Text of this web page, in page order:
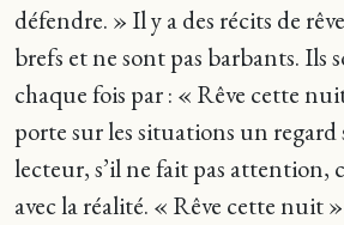
défendre. » Il y a des récits de
brefs et ne sont pas barbants. Ils
chaque fois par : « Rêve cette
porte sur les situations un
lecteur, s’il ne fait pas attention,
avec la réalité. « Rêve cette nuit